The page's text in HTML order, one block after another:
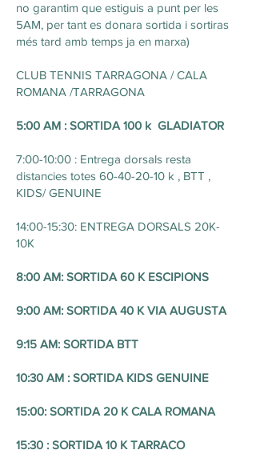
no garantim que estiguis a punt per les
5AM, per tant es donara sortida i sortiras
més tard amb temps ja en marxa)
CLUB TENNIS TARRAGONA / CALA
ROMANA /TARRAGONA
5:00 AM : SORTIDA 100 k GLADIATOR
7:00-10:00 : Entrega dorsals resta
distancies totes 60-40-20-10 k , BTT ,
KIDS/ GENUINE
14:00-15:30: ENTREGA DORSALS 20K-
10K
8:00 AM: SORTIDA 60 K ESCIPIONS
9:00 AM: SORTIDA 40 K VIA AUGUSTA
9:15 AM: SORTIDA BTT
10:30 AM : SORTIDA KIDS GENUINE
15:00: SORTIDA 20 K CALA ROMANA
15:30 : SORTIDA 10 K TARRACO